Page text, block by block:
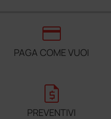
credit_card
PAGA COME VUOI
request_quote
PREVENTIVI